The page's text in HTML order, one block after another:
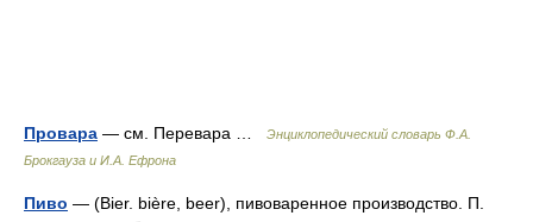
Провара — см. Перевара …
Энциклопедический словарь Ф.А.
Брокгауза и И.А. Ефрона
Пиво — (Bier. bière, beer), пивоваренное производство. П.